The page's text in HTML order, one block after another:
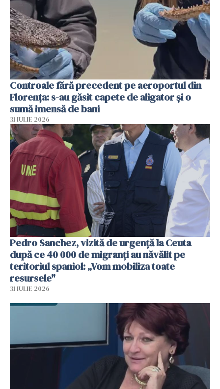
Controale fără precedent pe aeroportul din
Florența: s-au găsit capete de aligator și o
sumă imensă de bani
31 IULIE 2026
Pedro Sanchez, vizită de urgență la Ceuta
după ce 40 000 de migranți au năvălit pe
teritoriul spaniol: „Vom mobiliza toate
resursele"
31 IULIE 2026